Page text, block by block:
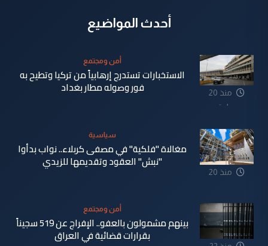
أحدث المواضيع
منذ 20
ساعة
أمن ومجتمع
الاستخبارات تستدرج إرهابياً من تركيا وتطيح به
فور وصوله مطار بغداد
منذ 20
سياسية
مغالاة "فلكية" في مصفى كربلاء.. نواب بدأوا
"نبش" العقود وتقديمها للزيدي
أمن ومجتمع
بينهم مشمولون بالعفو.. الإفراج عن 519 سجيناً
بقرارات قضائية في العراق